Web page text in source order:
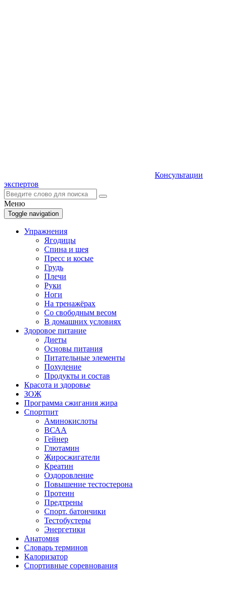
Консультации
экспертов
Меню
Toggle navigation
Упражнения
Ягодицы
Спина и шея
Пресс и косые
Грудь
Плечи
Руки
Ноги
На тренажёрах
Со свободным весом
В домашних условиях
Здоровое питание
Диеты
Основы питания
Питательные элементы
Похудение
Продукты и состав
Красота и здоровье
ЗОЖ
Программа сжигания жира
Спортпит
Аминокислоты
ВСАА
Гейнер
Глютамин
Жиросжигатели
Креатин
Оздоровление
Повышение тестостерона
Протеин
Предтрены
Спорт. батончики
Тестобустеры
Энергетики
Анатомия
Словарь терминов
Калоризатор
Спортивные соревнования